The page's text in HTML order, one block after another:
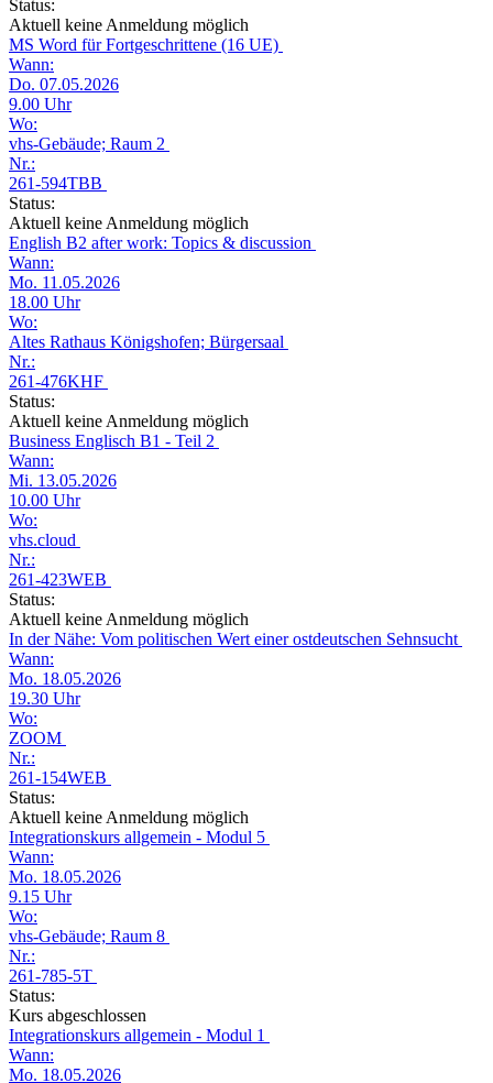
Status:
Aktuell keine Anmeldung möglich
MS Word für Fortgeschrittene (16 UE)
Wann:
Do. 07.05.2026
9.00 Uhr
Wo:
vhs-Gebäude; Raum 2
Nr.:
261-594TBB
Status:
Aktuell keine Anmeldung möglich
English B2 after work: Topics & discussion
Wann:
Mo. 11.05.2026
18.00 Uhr
Wo:
Altes Rathaus Königshofen; Bürgersaal
Nr.:
261-476KHF
Status:
Aktuell keine Anmeldung möglich
Business Englisch B1 - Teil 2
Wann:
Mi. 13.05.2026
10.00 Uhr
Wo:
vhs.cloud
Nr.:
261-423WEB
Status:
Aktuell keine Anmeldung möglich
In der Nähe: Vom politischen Wert einer ostdeutschen Sehnsucht
Wann:
Mo. 18.05.2026
19.30 Uhr
Wo:
ZOOM
Nr.:
261-154WEB
Status:
Aktuell keine Anmeldung möglich
Integrationskurs allgemein - Modul 5
Wann:
Mo. 18.05.2026
9.15 Uhr
Wo:
vhs-Gebäude; Raum 8
Nr.:
261-785-5T
Status:
Kurs abgeschlossen
Integrationskurs allgemein - Modul 1
Wann:
Mo. 18.05.2026